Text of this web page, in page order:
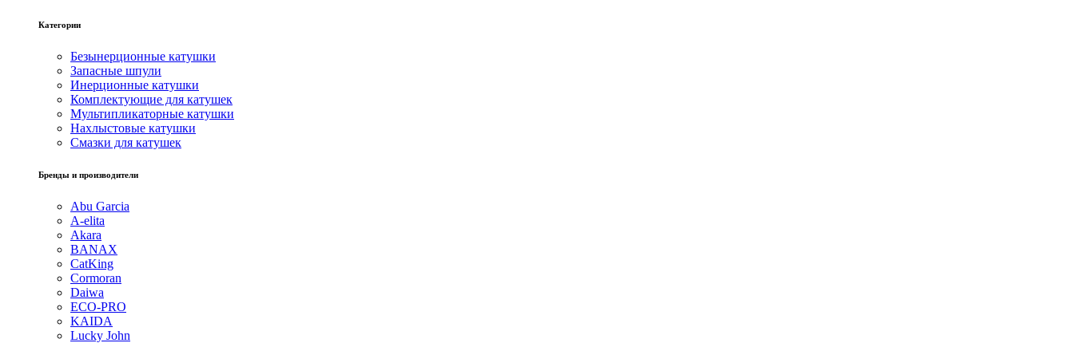
Категории
Безынерционные катушки
Запасные шпули
Инерционные катушки
Комплектующие для катушек
Мультипликаторные катушки
Нахлыстовые катушки
Смазки для катушек
Бренды и производители
Abu Garcia
A-elita
Akara
BANAX
CatKing
Cormoran
Daiwa
ECO-PRO
KAIDA
Lucky John